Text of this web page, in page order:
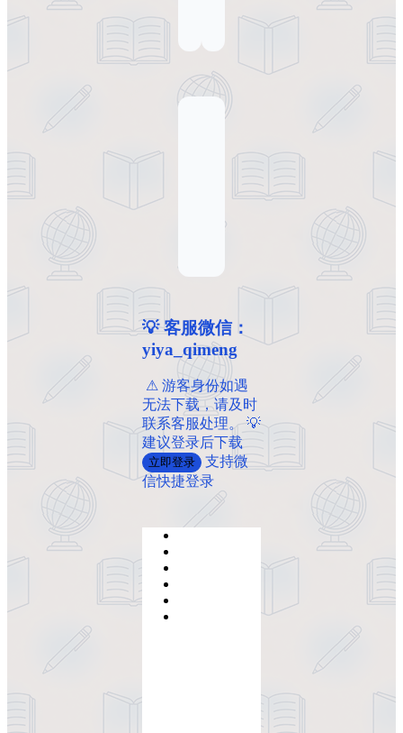
💡 客服微信：
yiya_qimeng
️ ️⚠ 游客身份如遇
无法下载，请及时
联系客服处理。 💡
建议登录后下载
立即登录
支持微
信快捷登录